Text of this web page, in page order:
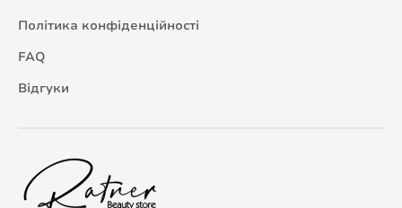
Політика конфіденційності
FAQ
Відгуки